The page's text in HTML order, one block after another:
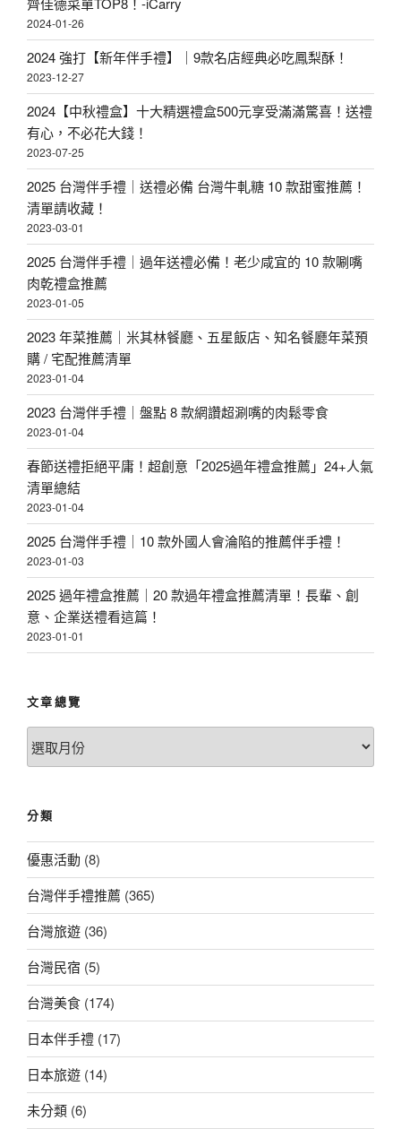
2024-01-26
2024 強打【新年伴手禮】｜9款名店經典必吃鳳梨酥！
2023-12-27
2024【中秋禮盒】十大精選禮盒500元享受滿滿驚喜！送禮
有心，不必花大錢！
2023-07-25
2025 台灣伴手禮｜送禮必備 台灣牛軋糖 10 款甜蜜推薦！
清單請收藏！
2023-03-01
2025 台灣伴手禮｜過年送禮必備！老少咸宜的 10 款唰嘴
肉乾禮盒推薦
2023-01-05
2023 年菜推薦｜米其林餐廳、五星飯店、知名餐廳年菜預
購 / 宅配推薦清單
2023-01-04
2023 台灣伴手禮｜盤點 8 款網讚超涮嘴的肉鬆零食
2023-01-04
春節送禮拒絕平庸！超創意「2025過年禮盒推薦」24+人氣
清單總結
2023-01-04
2025 台灣伴手禮｜10 款外國人會淪陷的推薦伴手禮！
2023-01-03
2025 過年禮盒推薦｜20 款過年禮盒推薦清單！長輩、創
意、企業送禮看這篇！
2023-01-01
文章總覽
文
章
分類
優惠活動 (8)
台灣伴手禮推薦 (365)
台灣旅遊 (36)
台灣民宿 (5)
台灣美食 (174)
日本伴手禮 (17)
日本旅遊 (14)
未分類 (6)